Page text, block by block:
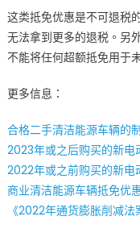
这类抵免优惠是不可退税
无法拿到更多的退税。另
不能将任何超额抵免用于
更多信息：
合格二手清洁能源车辆的
2023年或之后购买的新电
2022年或之前购买的新电
商业清洁能源车辆抵免优
《2022年通货膨胀削减法